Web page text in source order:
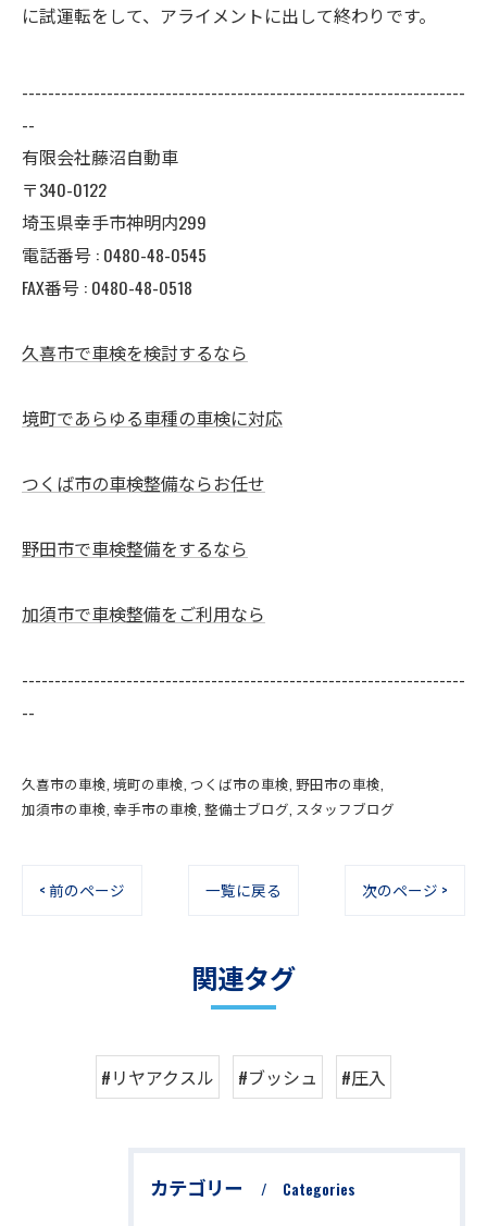
に試運転をして、アライメントに出して終わりです。
--------------------------------------------------------------------
--
有限会社藤沼自動車
〒340-0122
埼玉県幸手市神明内299
電話番号 : 0480-48-0545
FAX番号 : 0480-48-0518
久喜市で車検を検討するなら
境町であらゆる車種の車検に対応
つくば市の車検整備ならお任せ
野田市で車検整備をするなら
加須市で車検整備をご利用なら
--------------------------------------------------------------------
--
久喜市の車検 境町の車検 つくば市の車検 野田市の車検
加須市の車検 幸手市の車検 整備士ブログ スタッフブログ
< 前のページ 一覧に戻る 次のページ >
関連タグ
#リヤアクスル #ブッシュ #圧入
カテゴリー Categories